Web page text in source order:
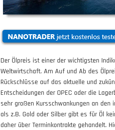
Der Ölpreis ist einer der wichtigsten
Weltwirtschaft. Am Auf und Ab des
Rückschlüsse auf das aktuelle und
Entscheidungen der OPEC oder die
sehr großen Kursschwankungen an den
als z.B. Gold oder Silber gibt es für Öl
daher über Terminkontrakte gehandelt.